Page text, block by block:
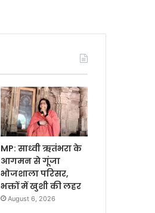
MP: साध्वी ऋतंभरा के
आगमन से गूंजा
भोजशाला परिसर,
भक्तों में खुशी की लहर
August 6, 2026